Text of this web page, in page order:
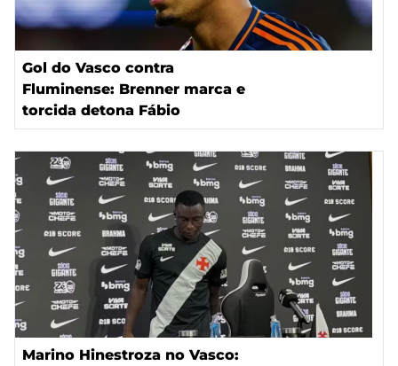
Gol do Vasco contra
Fluminense: Brenner marca e
torcida detona Fábio
Marino Hinestroza no Vasco: